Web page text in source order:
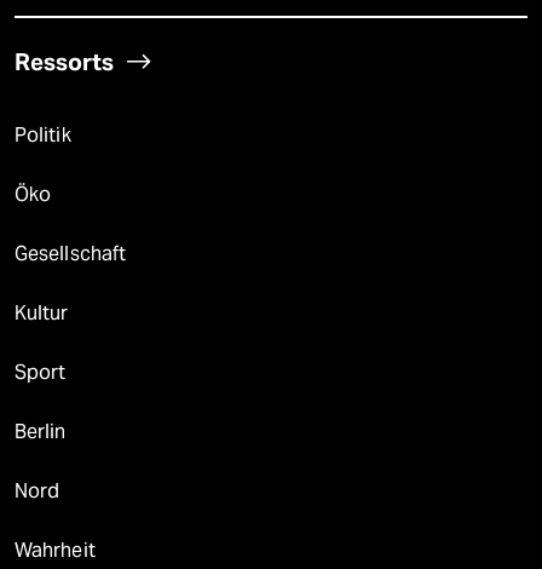
Ressorts
Politik
Öko
Gesellschaft
Kultur
Sport
Berlin
Nord
Wahrheit